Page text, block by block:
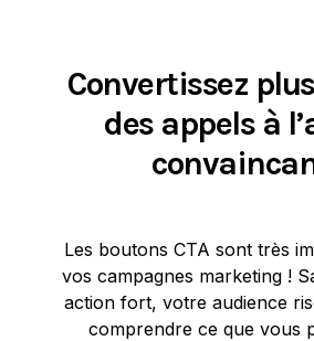
Convertissez
des appels à
Les boutons CTA sont très
vos campagnes marketing !
action fort, votre audience
comprendre ce que vous